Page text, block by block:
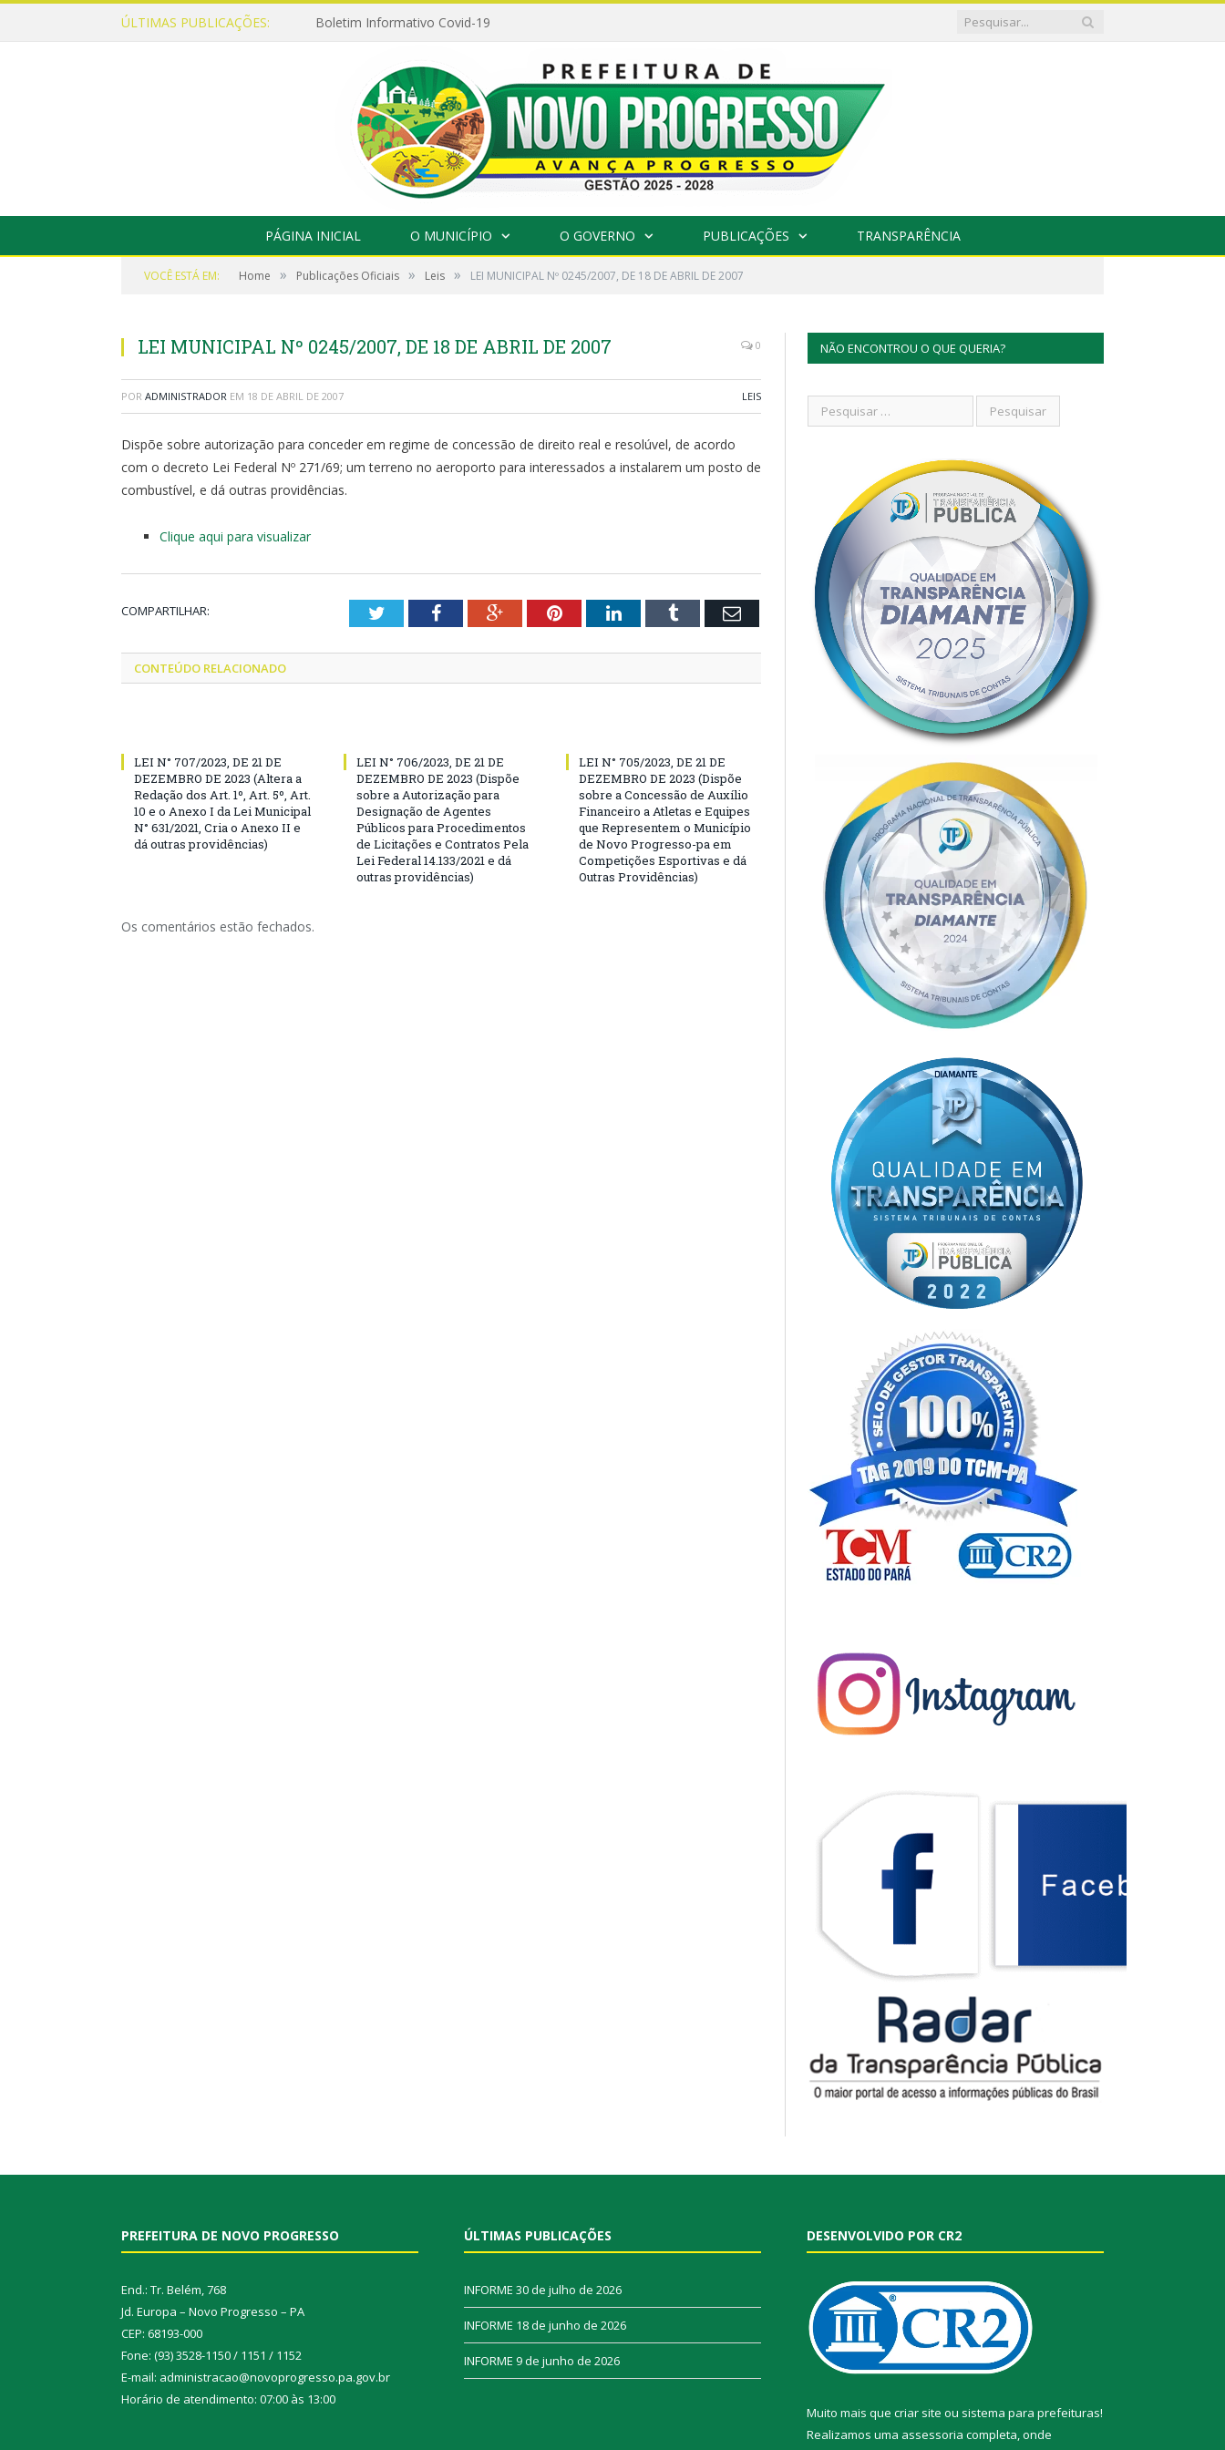
ÚLTIMAS PUBLICAÇÕES: Boletim Informativo Covid-19
PÁGINA INICIAL O MUNICÍPIO O GOVERNO PUBLICAÇÕES TRANSPARÊNCIA
VOCÊ ESTÁ EM: Home » Publicações Oficiais » Leis » LEI MUNICIPAL Nº 0245/2007, DE 18 DE ABRIL DE 2007
LEI MUNICIPAL Nº 0245/2007, DE 18 DE ABRIL DE 2007 0
POR ADMINISTRADOR EM 18 DE ABRIL DE 2007 LEIS
Dispõe sobre autorização para conceder em regime de concessão de direito real e resolúvel, de acordo
com o decreto Lei Federal Nº 271/69; um terreno no aeroporto para interessados a instalarem um posto de
combustível, e dá outras providências.
Clique aqui para visualizar
COMPARTILHAR: TwitterFacebookGoogle+PinterestLinkedInTumblr Email
CONTEÚDO RELACIONADO
LEI N° 707/2023, DE 21 DE
DEZEMBRO DE 2023 (Altera a
Redação dos Art. 1º, Art. 5º, Art.
10 e o Anexo I da Lei Municipal
N° 631/2021, Cria o Anexo II e
dá outras providências)
LEI N° 706/2023, DE 21 DE
DEZEMBRO DE 2023 (Dispõe
sobre a Autorização para
Designação de Agentes
Públicos para Procedimentos
de Licitações e Contratos Pela
Lei Federal 14.133/2021 e dá
outras providências)
LEI N° 705/2023, DE 21 DE
DEZEMBRO DE 2023 (Dispõe
sobre a Concessão de Auxílio
Financeiro a Atletas e Equipes
que Representem o Município
de Novo Progresso-pa em
Competições Esportivas e dá
Outras Providências)
Os comentários estão fechados.
NÃO ENCONTROU O QUE QUERIA?
PREFEITURA DE NOVO PROGRESSO
End.: Tr. Belém, 768
Jd. Europa – Novo Progresso – PA
CEP: 68193-000
Fone: (93) 3528-1150 / 1151 / 1152
E-mail: administracao@novoprogresso.pa.gov.br
Horário de atendimento: 07:00 às 13:00
ÚLTIMAS PUBLICAÇÕES
INFORME 30 de julho de 2026
INFORME 18 de junho de 2026
INFORME 9 de junho de 2026
DESENVOLVIDO POR CR2
Muito mais que criar site ou sistema para prefeituras!
Realizamos uma assessoria completa, onde